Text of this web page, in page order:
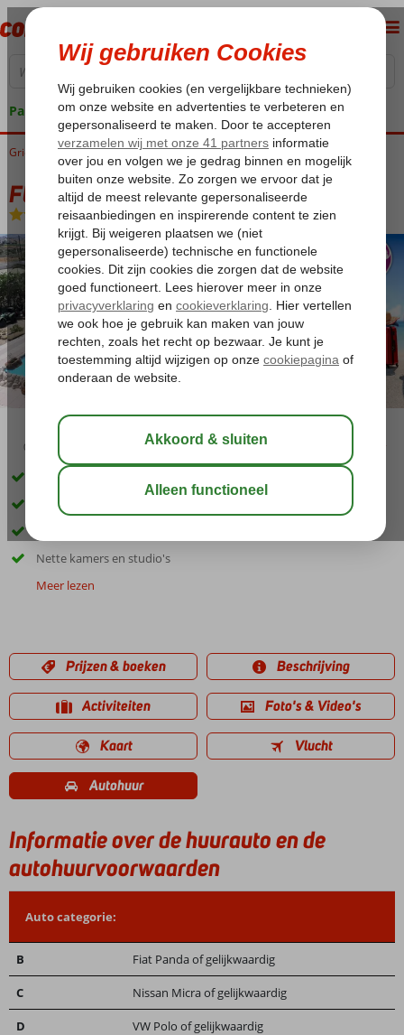
Pakketgarantie
Home
Griekenland Kos Kos-Stad Fly & Go Leonidas Hotel & Studio's
Fly & Go Leonidas Hotel & Studio's
Logies-Aparthotel
03:45 aug 32°C
Inclusief huurauto
1 kilometer van Kos-Stad
Nette kamers en studio's
Meer lezen
Prijzen & boeken Beschrijving
Activiteiten Foto's & Video's
Kaart Vlucht
Autohuur
Informatie over de huurauto en de
autohuurvoorwaarden
Auto categorie:
B Fiat Panda of gelijkwaardig
C Nissan Micra of gelijkwaardig
D VW Polo of gelijkwaardig